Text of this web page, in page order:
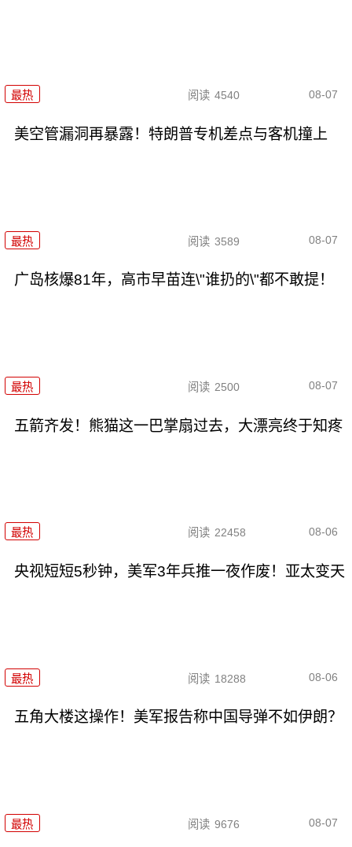
最热 阅读 4540 08-07
美空管漏洞再暴露！特朗普专机差点与客机撞上
最热 阅读 3589 08-07
广岛核爆81年，高市早苗连\"谁扔的\"都不敢提！
最热 阅读 2500 08-07
五箭齐发！熊猫这一巴掌扇过去，大漂亮终于知疼
最热 阅读 22458 08-06
央视短短5秒钟，美军3年兵推一夜作废！亚太变天
最热 阅读 18288 08-06
五角大楼这操作！美军报告称中国导弹不如伊朗？
最热 阅读 9676 08-07